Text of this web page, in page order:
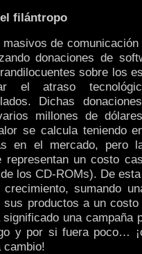
filántropo
masivos de
donaciones de
sobre los
el atraso
Dichas
millones de
se calcula teniendo
en el mercado, pero
representan un costo
los CD-ROMs). De
sumando
sus productos a un
significado una campaña
y por si fuera poco…
cambio!